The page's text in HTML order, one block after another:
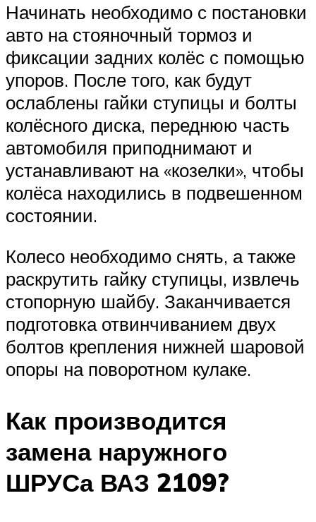
Начинать необходимо с постановки
авто на стояночный тормоз и
фиксации задних колёс с помощью
упоров. После того, как будут
ослаблены гайки ступицы и болты
колёсного диска, переднюю часть
автомобиля приподнимают и
устанавливают на «козелки», чтобы
колёса находились в подвешенном
состоянии.
Колесо необходимо снять, а также
раскрутить гайку ступицы, извлечь
стопорную шайбу. Заканчивается
подготовка отвинчиванием двух
болтов крепления нижней шаровой
опоры на поворотном кулаке.
Как производится
замена наружного
ШРУСа ВАЗ 2109?